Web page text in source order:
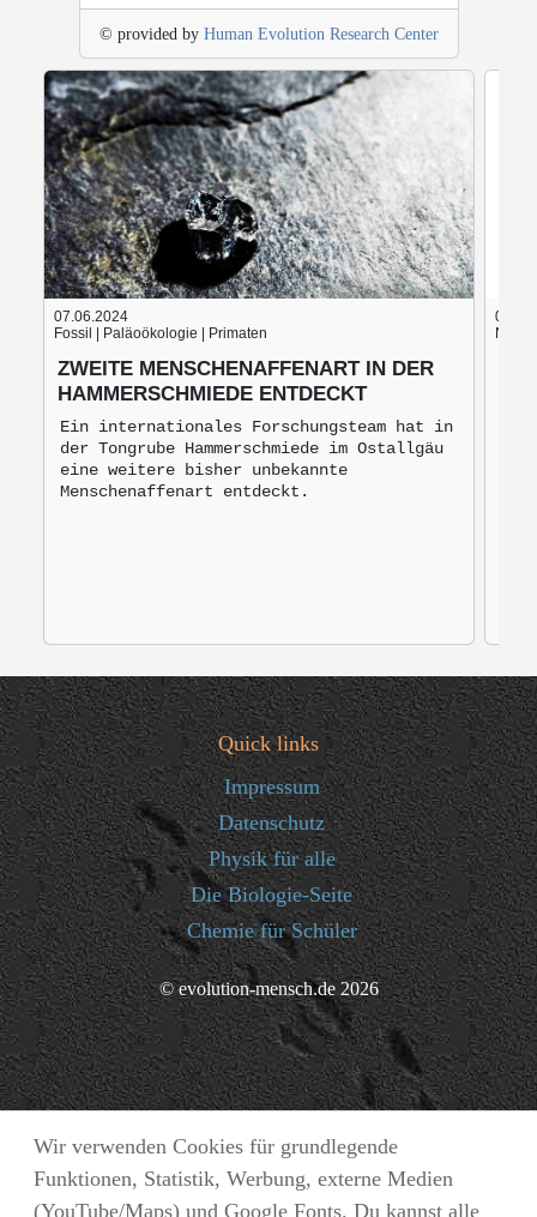
Wir verwenden Cookies für grundlegende
Funktionen, Statistik, Werbung, externe Medien
(YouTube/Maps) und Google Fonts. Du kannst alle
© provided by Human Evolution Research Center
07.06.2024
Fossil | Paläoökologie | Primaten
ZWEITE MENSCHENAFFENART IN DER
HAMMERSCHMIEDE ENTDECKT
Ein internationales Forschungsteam hat in
der Tongrube Hammerschmiede im Ostallgäu
eine weitere bisher unbekannte
Menschenaffenart entdeckt.
Nach
Quick links
Impressum
Datenschutz
Physik für alle
Die Biologie-Seite
Chemie für Schüler
© evolution-mensch.de 2026